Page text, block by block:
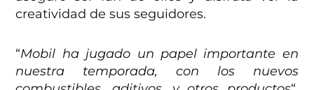
creatividad de sus seguidores.
“Mobil ha jugado un papel importante en
nuestra temporada, con los nuevos